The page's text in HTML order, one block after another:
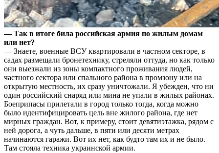
— Так в итоге била российская армия по жилым домам
или нет?
— Знаете, военные ВСУ квартировали в частном секторе, в
садах размещали бронетехнику, стреляли оттуда, но как только
они выезжали из зоны компактного проживания людей,
частного сектора или спального района в промзону или на
открытую местность, их сразу уничтожали. Я убежден, что ни
один российский снаряд или мина не упали в жилых районах.
Боеприпасы прилетали в город только тогда, когда можно
было идентифицировать цель вне жилого района, где нет
мирных граждан. Вот, к примеру, стоит девятиэтажка, рядом с
ней дорога, а чуть дальше, в пяти или десяти метрах
начинаются гаражи. Вот их нет, как будто там их и не было.
Там стояла техника украинской армии.